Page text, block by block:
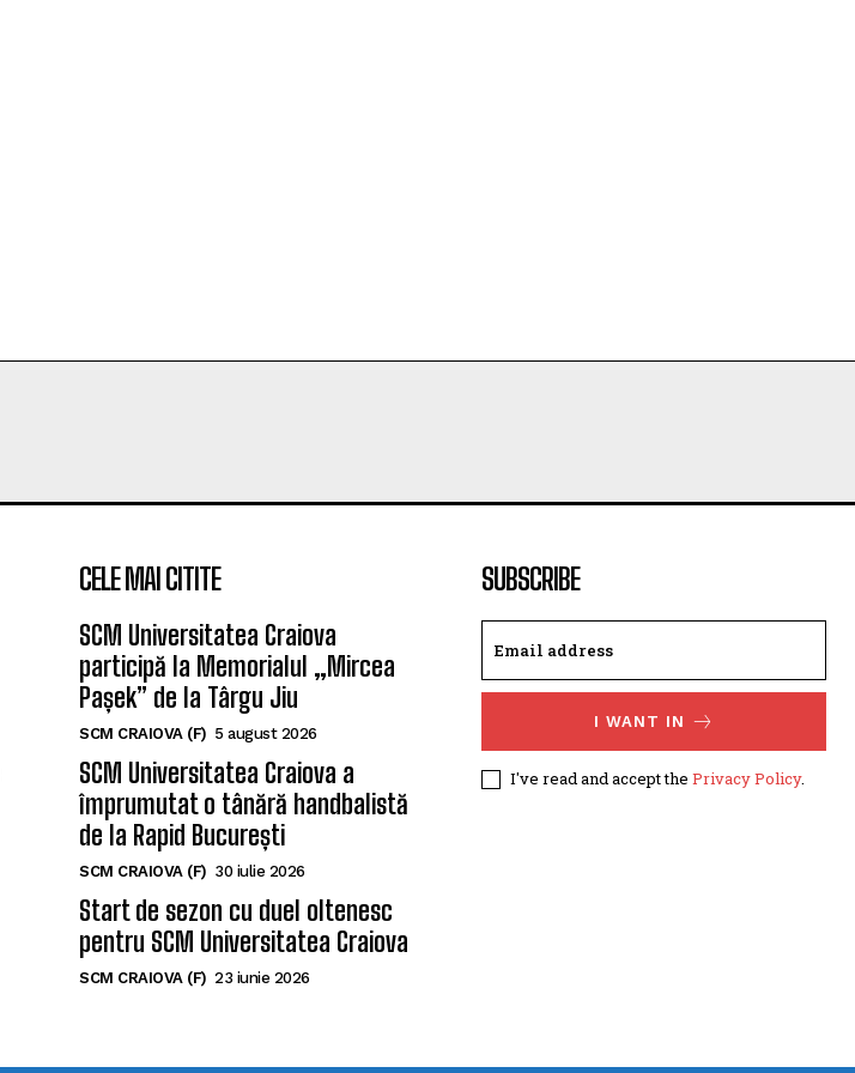
CELE MAI CITITE
SCM Universitatea Craiova
participă la Memorialul „Mircea
Pașek” de la Târgu Jiu
SCM CRAIOVA (F) 5 august 2026
SCM Universitatea Craiova a
împrumutat o tânără handbalistă
de la Rapid București
SCM CRAIOVA (F) 30 iulie 2026
Start de sezon cu duel oltenesc
pentru SCM Universitatea Craiova
SCM CRAIOVA (F) 23 iunie 2026
SUBSCRIBE
I WANT IN
I've read and accept the Privacy Policy.